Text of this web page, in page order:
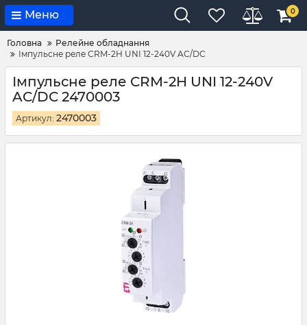
Меню 0
Головна
Релейне обладнання
Імпульсне реле CRM-2H UNI 12-240V AC/DC
Імпульсне реле CRM-2H UNI 12-240V
AC/DC 2470003
Артикул: 2470003